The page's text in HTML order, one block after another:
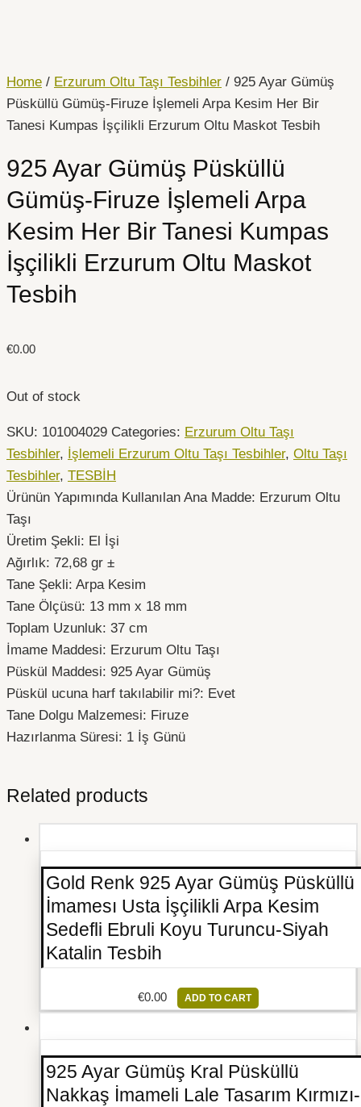
Home / Erzurum Oltu Taşı Tesbihler / 925 Ayar Gümüş
Püsküllü Gümüş-Firuze İşlemeli Arpa Kesim Her Bir
Tanesi Kumpas İşçilikli Erzurum Oltu Maskot Tesbih
925 Ayar Gümüş Püsküllü
Gümüş-Firuze İşlemeli Arpa
Kesim Her Bir Tanesi Kumpas
İşçilikli Erzurum Oltu Maskot
Tesbih
€0.00
Out of stock
SKU: 101004029 Categories: Erzurum Oltu Taşı
Tesbihler, İşlemeli Erzurum Oltu Taşı Tesbihler, Oltu Taşı
Tesbihler, TESBİH
Ürünün Yapımında Kullanılan Ana Madde: Erzurum Oltu
Taşı
Üretim Şekli: El İşi
Ağırlık: 72,68 gr ±
Tane Şekli: Arpa Kesim
Tane Ölçüsü: 13 mm x 18 mm
Toplam Uzunluk: 37 cm
İmame Maddesi: Erzurum Oltu Taşı
Püskül Maddesi: 925 Ayar Gümüş
Püskül ucuna harf takılabilir mi?: Evet
Tane Dolgu Malzemesi: Firuze
Hazırlanma Süresi: 1 İş Günü
Related products
Gold Renk 925 Ayar Gümüş Püsküllü
İmamesı Usta İşçilikli Arpa Kesim
Sedefli Ebruli Koyu Turuncu-Siyah
Katalin Tesbih
€0.00 ADD TO CART
925 Ayar Gümüş Kral Püsküllü
Nakkaş İmameli Lale Tasarım Kırmızı-